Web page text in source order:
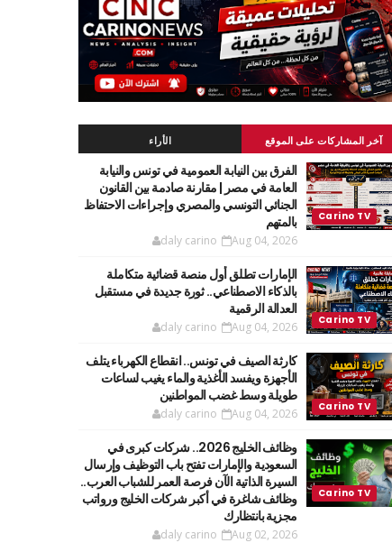
آخر المشاركات على الموقع الأراء
الفرق بين النيابة العمومية في تونس والنيابة
العامة في مصر | مقارنة صادمة بين القانون
الجنائي التونسي والمصري وإجراءات الاحتفاظ
بالمتهم
daly carino Aug 04, 2026
الإمارات تطلق أول منصة قضائية متكاملة
بالذكاء الاصطناعي.. ثورة جديدة في مستقبل
العدالة الرقمية
daly carino Aug 04, 2026
كارثة الصيف في تونس.. انقطاع الكهرباء يتلف
الأجهزة ويفسد الأغذية والماء يغيب لساعات
طويلة وسط غضب المواطنين
daly carino Aug 04, 2026
وظائف الخليج 2026.. شركات كبرى في
السعودية والإمارات تفتح باب التوظيف وإرسال
السيرة الذاتية الآن فرصة العمر للشباب العرب..
وظائف شاغرة في أكبر شركات الخليج ورواتب
مجزية بانتظارك
daly carino Aug 02, 2026